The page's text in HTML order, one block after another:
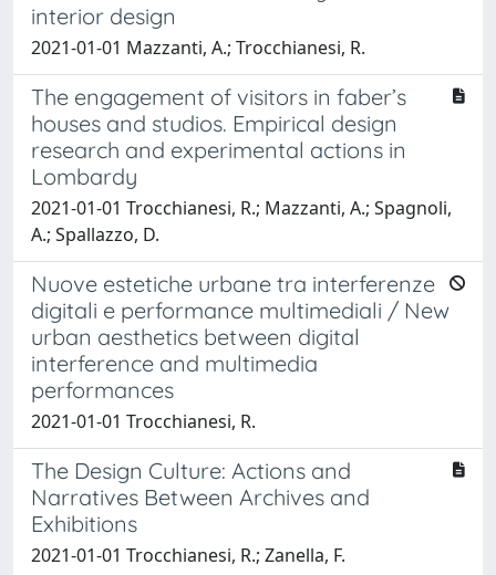
interior design
2021-01-01 Mazzanti, A.; Trocchianesi, R.
The engagement of visitors in faber’s
houses and studios. Empirical design
research and experimental actions in
Lombardy
2021-01-01 Trocchianesi, R.; Mazzanti, A.; Spagnoli,
A.; Spallazzo, D.
Nuove estetiche urbane tra interferenze
digitali e performance multimediali / New
urban aesthetics between digital
interference and multimedia
performances
2021-01-01 Trocchianesi, R.
The Design Culture: Actions and
Narratives Between Archives and
Exhibitions
2021-01-01 Trocchianesi, R.; Zanella, F.